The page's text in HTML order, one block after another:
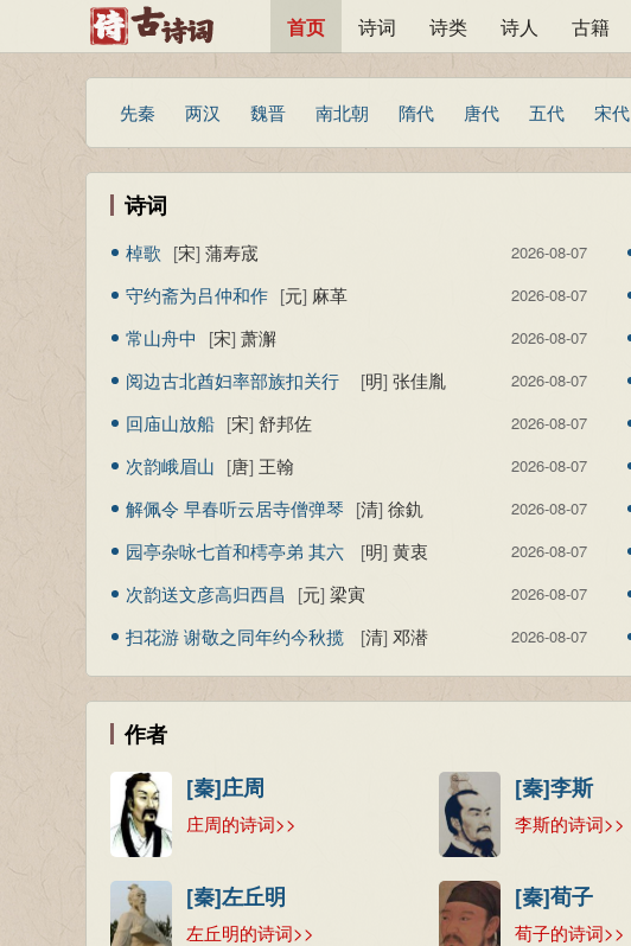
首页 诗词 诗类 诗人 古籍
先秦 两汉 魏晋 南北朝 隋代 唐代 五代 宋代
诗词
棹歌 [宋] 蒲寿宬 2026-08-07
守约斋为吕仲和作 [元] 麻革 2026-08-07
常山舟中 [宋] 萧澥 2026-08-07
阅边古北酋妇率部族扣关行
酒四首
[明] 张佳胤 2026-08-07
回庙山放船 [宋] 舒邦佐 2026-08-07
次韵峨眉山 [唐] 王翰 2026-08-07
解佩令 早春听云居寺僧弹琴 [清] 徐釚 2026-08-07
园亭杂咏七首和樗亭弟 其六
竹
[明] 黄衷 2026-08-07
次韵送文彦高归西昌 [元] 梁寅 2026-08-07
扫花游 谢敬之同年约今秋揽
浣花草堂之胜，沮乱不来，
寄此调之
[清] 邓潜 2026-08-07
作者
[秦]庄周
庄周的诗词>>
[秦]李斯
李斯的诗词>>
[秦]左丘明
左丘明的诗词>>
[秦]荀子
荀子的诗词>>